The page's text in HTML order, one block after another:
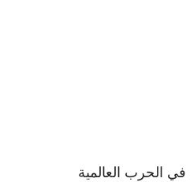
الذي بذله في الحرب العالمية